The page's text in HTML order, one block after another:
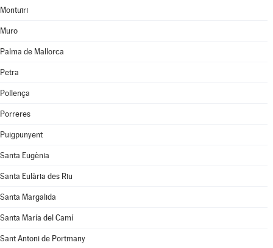
Montuïri
Muro
Palma de Mallorca
Petra
Pollença
Porreres
Puigpunyent
Santa Eugènia
Santa Eulària des Riu
Santa Margalida
Santa María del Camí
Sant Antoni de Portmany